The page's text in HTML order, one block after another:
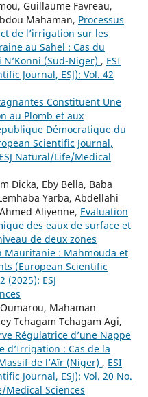
Guillaume Favreau,
Mahaman, Processus
de l’irrigation sur les
au Sahel : Cas du
(Sud-Niger) , ESI
Journal, ESJ): Vol. 42
Constituent Une
au Plomb et aux
Démocratique du
Scientific Journal,
Natural/Life/Medical
Dicka, Eby Bella, Baba
Yarba, Abdellahi
Aliyenne, Evaluation
des eaux de surface et
de deux zones
Mauritanie : Mahmouda et
(European Scientific
(2025): ESJ
Mahaman
Tchagam Tchagam Agi,
Régulatrice d’une Nappe
d’Irrigation : Cas de la
de l’Aïr (Niger) , ESI
Journal, ESJ): Vol. 20 No.
Medical Sciences